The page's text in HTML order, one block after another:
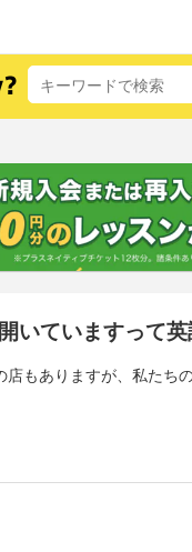
いていますって
もありますが、私たち